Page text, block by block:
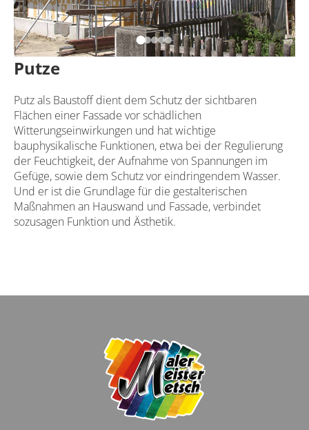
Putze
Putz als Baustoff dient dem Schutz der sichtbaren
Flächen einer Fassade vor schädlichen
Witterungseinwirkungen und hat wichtige
bauphysikalische Funktionen, etwa bei der Regulierung
der Feuchtigkeit, der Aufnahme von Spannungen im
Gefüge, sowie dem Schutz vor eindringendem Wasser.
Und er ist die Grundlage für die gestalterischen
Maßnahmen an Hauswand und Fassade, verbindet
sozusagen Funktion und Ästhetik.